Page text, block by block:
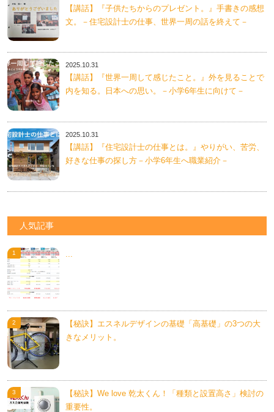
【講話】『子供たちからのプレゼント。』手書きの感想
文。－住宅設計士の仕事、世界一周の話を終えて－
2025.10.31
【講話】『世界一周して感じたこと。』外を見ることで
内を知る。日本への思い。－小学6年生に向けて－
2025.10.31
【講話】『住宅設計士の仕事とは。』やりがい、苦労、
好きな仕事の探し方－小学6年生へ職業紹介－
人気記事
...
【秘訣】エスネルデザインの基礎「高基礎」の3つの大
きなメリット。
【秘訣】We love 乾太くん！「種類と設置高さ」検討の
重要性。